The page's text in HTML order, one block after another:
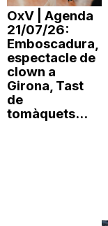
OxV | Agenda
21/07/26:
Emboscadura,
espectacle de
clown a
Girona, Tast
de
tomàquets...